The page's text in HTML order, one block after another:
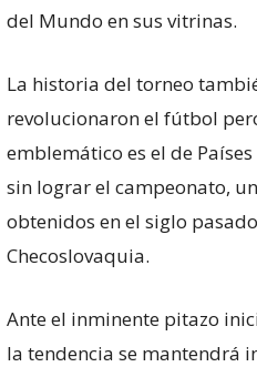
del Mundo en sus vitrinas.
La historia del torneo
revolucionaron el fútbol
emblemático es el de
sin lograr el campeonato,
obtenidos en el siglo
Checoslovaquia.
Ante el inminente pitazo
la tendencia se mantendrá